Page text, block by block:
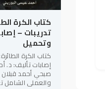
كتاب الكرة
وتحميل
كتاب الكرة
إصابات تأليف: د.
صبحي أحمد
والعملي الشامل